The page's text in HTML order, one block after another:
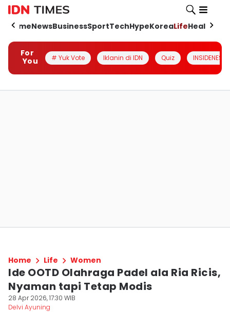
HomeNewsBusinessSportTechHypeKoreaLifeHealth
For
You
# Yuk Vote Iklanin di IDN Quiz INSIDENESIA
Home Life Women
Ide OOTD Olahraga Padel ala Ria Ricis,
Nyaman tapi Tetap Modis
28 Apr 2026, 17:30 WIB
Delvi Ayuning